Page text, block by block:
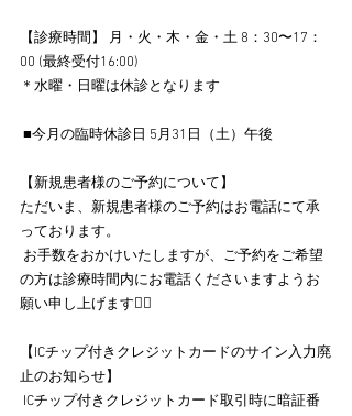
【診療時間】 月・火・木・金・土 8：30〜17：
00 (最終受付16:00)
＊水曜・日曜は休診となります
■今月の臨時休診日 5月31日（土）午後
【新規患者様のご予約について】
ただいま、新規患者様のご予約はお電話にて承
っております。
の方は診療時間内にお電話くださいますようお
願い申し上げます🙇‍♀️
【ICチップ付きクレジットカードのサイン入力廃
止のお知らせ】